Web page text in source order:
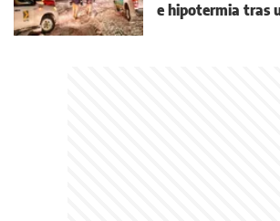
e hipotermia tras